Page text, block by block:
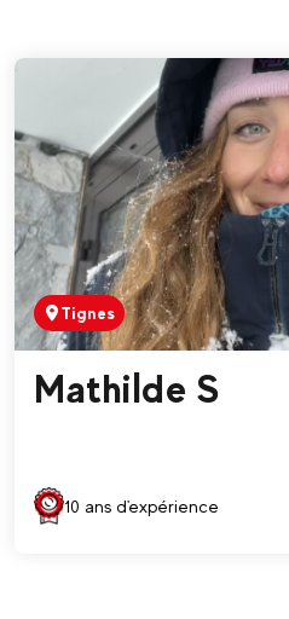
Tignes
Mathilde S
10 ans d'expérience